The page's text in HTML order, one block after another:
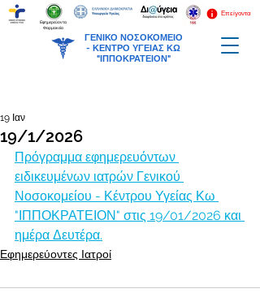
ΓΕΝΙΚΟ ΝΟΣΟΚΟΜΕΙΟ
- ΚΕΝΤΡΟ ΥΓΕΙΑΣ ΚΩ
"ΙΠΠΟΚΡΑΤΕΙΟΝ"
Επείγοντα
Εφημερεύοντα
Φαρμακεία
19/1/2026
19 Ιαν
Πρόγραμμα εφημερευόντων
ειδικευμένων ιατρών Γενικού
Νοσοκομείου - Κέντρου Υγείας Κω
"ΙΠΠΟΚΡΑΤΕΙΟΝ" στις 19/01/2026 και
ημέρα Δευτέρα.
Εφημερεύοντες Ιατροί